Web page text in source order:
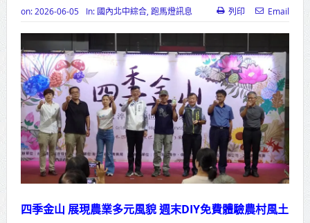
北形象館亮相
打鐵厝北側產業園區產業設施公共
動土創造千個就業機會
高雄「三民運動中心」市長陳其
邁、運動部長李洋各界貴賓共同揭幕
高雄東照山關帝廟全國國中小學書
法比賽 圓滿落幕
on: 2026-06-05 In: 國內北中綜合, 跑馬燈訊息 列印 Email
四季金山 展現農業多元風貌 週末DIY免費體驗農村風土